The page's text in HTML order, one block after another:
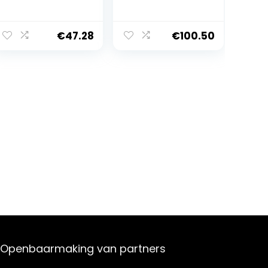
€47.28
€100.50
Openbaarmaking van partners